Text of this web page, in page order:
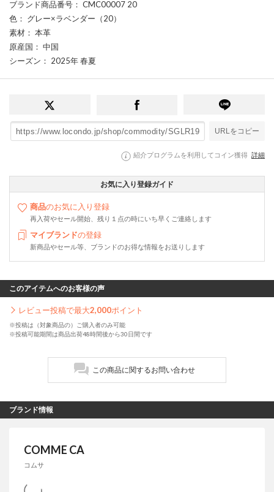
ブランド商品番号 ： CMC00007 20
色 ： グレー×ラベンダー（20）
素材 ： 本革
原産国 ： 中国
シーズン ： 2025年 春夏
URLをコピー
紹介プログラムを利用してコイン獲得 詳細
お気に入り登録ガイド
商品のお気に入り登録
再入荷やセール開始、残り１点の時にいち早くご連絡します
マイブランドの登録
新商品やセール等、ブランドのお得な情報をお送りします
このアイテムへのお客様の声
レビュー投稿で最大2,000ポイント
※投稿は（対象商品の）ご購入者のみ可能
※投稿可能期間は商品出荷48時間後から30日間です
この商品に関するお問い合わせ
ブランド情報
COMME CA
コムサ